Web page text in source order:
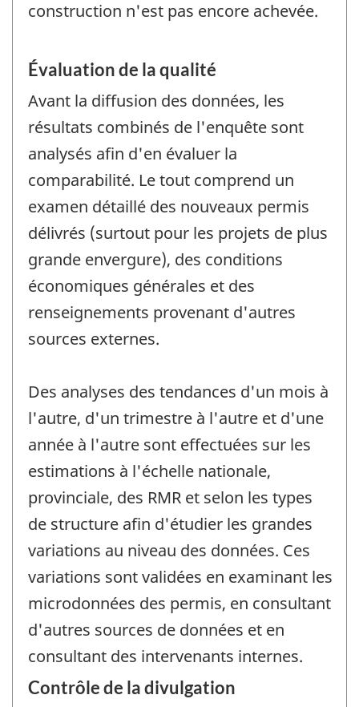
construction n'est pas encore achevée.
Évaluation de la qualité
Avant la diffusion des données, les
résultats combinés de l'enquête sont
analysés afin d'en évaluer la
comparabilité. Le tout comprend un
examen détaillé des nouveaux permis
délivrés (surtout pour les projets de plus
grande envergure), des conditions
économiques générales et des
renseignements provenant d'autres
sources externes.
Des analyses des tendances d'un mois à
l'autre, d'un trimestre à l'autre et d'une
année à l'autre sont effectuées sur les
estimations à l'échelle nationale,
provinciale, des RMR et selon les types
de structure afin d'étudier les grandes
variations au niveau des données. Ces
variations sont validées en examinant les
microdonnées des permis, en consultant
d'autres sources de données et en
consultant des intervenants internes.
Contrôle de la divulgation